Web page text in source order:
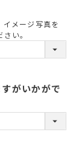
メージ写真を
い。
がいかがで